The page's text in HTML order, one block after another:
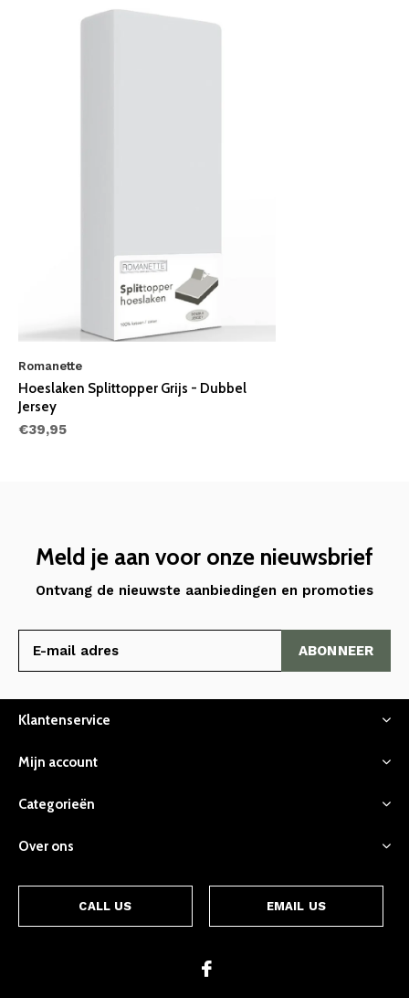
Romanette
Hoeslaken Splittopper Grijs - Dubbel
Jersey
€39,95
Meld je aan voor onze nieuwsbrief
Ontvang de nieuwste aanbiedingen en promoties
ABONNEER
Klantenservice
Mijn account
Categorieën
Over ons
CALL US EMAIL US